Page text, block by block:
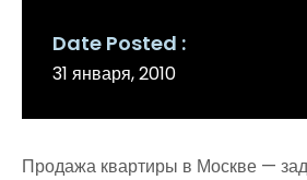
Date Posted
31 января, 2010
Продажа квартиры в Москве —